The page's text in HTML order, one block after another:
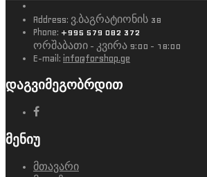
Address: ვ.ბაგრატიონის 38
Phone: +995 579 082 372
ორშაბათი - კვირა 9:00 - 18:00
E-mail: info@forshop.ge
დაგვიმეგობრდით
მენიუ
მთავარი